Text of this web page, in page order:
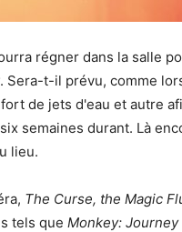
régner dans la salle
. Sera-t-il prévu, comme
de jets d'eau et autre
semaines durant. Là
lieu.
The Curse, the Magic
tels que Monkey: